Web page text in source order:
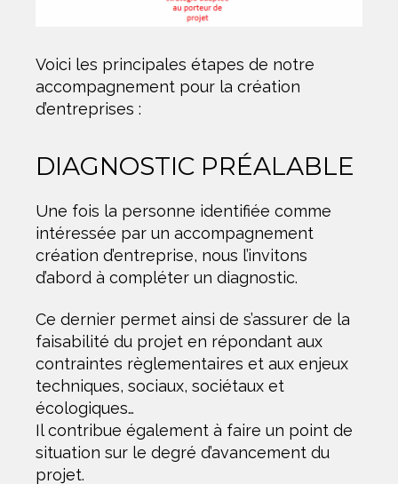
Voici les principales étapes de notre
accompagnement pour la création
d’entreprises :
DIAGNOSTIC PRÉALABLE
Une fois la personne identifiée comme
intéressée par un accompagnement
création d’entreprise, nous l’invitons
d’abord à compléter un diagnostic.
Ce dernier permet ainsi de s’assurer de la
faisabilité du projet en répondant aux
contraintes règlementaires et aux enjeux
techniques, sociaux, sociétaux et
écologiques…
Il contribue également à faire un point de
situation sur le degré d’avancement du
projet.